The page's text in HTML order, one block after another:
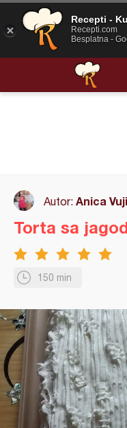
Autor: Anica
150 min
Torta sa
Recepti -
Recepti.com
Besplatna -